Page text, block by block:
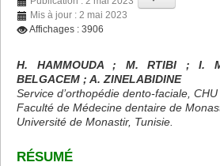
Mis à jour : 2 mai 2023
Affichages : 3906
H. HAMMOUDA ; M. RTIBI ; I.
BELGACEM ; A. ZINELABIDINE
Service d’orthopédie dento-faciale,
Faculté de Médecine dentaire de
Université de Monastir, Tunisie.
RÉSUMÉ